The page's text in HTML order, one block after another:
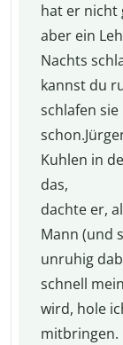
hat er nicht
aber ein
Nachts
kannst du
schlafen
Kuhlen in
das,
dachte er,
Mann (und
unruhig
schnell
wird, hole
mitbringen.